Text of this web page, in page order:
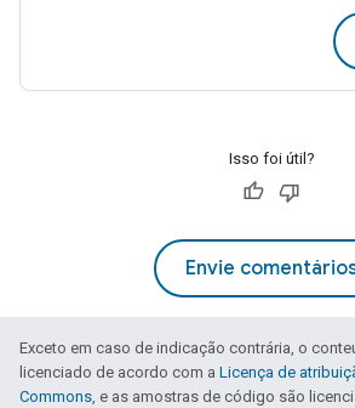
Isso foi útil?
Envie
Exceto em caso de indicação contrária, o
licenciado de acordo com a Licença de
Commons, e as amostras de código são